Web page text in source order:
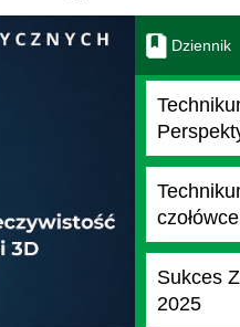
Dziennik
Sukces
2025